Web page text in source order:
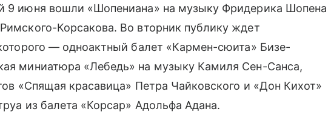
9 июня вошли «Шопениана» на музыку Фридерика Шопена
Корсакова. Во вторник публику ждет
— одноактный балет «Кармен-сюита» Бизе-
миниатюра «Лебедь» на музыку Камиля Сен-Санса,
«Спящая красавица» Петра Чайковского и «Дон Кихот»
из балета «Корсар» Адольфа Адана.